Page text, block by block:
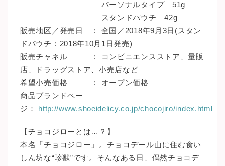
パーソナルタイプ 51g
スタンドパウチ 42g
販売地区／発売日 ： 全国／2018年9月3日(スタン
ドパウチ：2018年10月1日発売)
販売チャネル ： コンビニエンスストア、量販
店、ドラッグストア、小売店など
希望小売価格 ： オープン価格
商品ブランドペー
ジ：
http://www.shoeidelicy.co.jp/chocojiro/index.html
【チョコジローとは…？】
本名「チョコジロー」。チョコデール山に住む食い
しん坊な“珍獣”です。そんなある日、偶然チョコデ